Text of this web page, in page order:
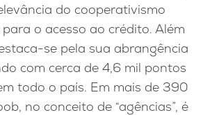
do cooperativismo
o acesso ao crédito. Além
se pela sua abrangência
com cerca de 4,6 mil pontos
todo o país. Em mais de 390
no conceito de “agências”, é